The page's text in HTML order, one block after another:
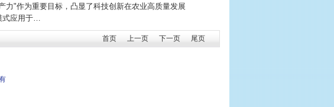
力"作为重要目标，凸显了科技创新在农业高质量发展
式应用于…
首页 上一页 下一页 尾页